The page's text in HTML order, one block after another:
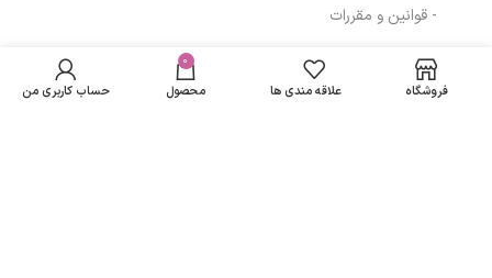
- قوانین و مقررات
مسیرهای ارتباطی
اسید ۲% هیدرا-
برایت برایت مکس
تومان
باشد فروشگاه علاقه مندی ها
0
محصول حساب کاربری من